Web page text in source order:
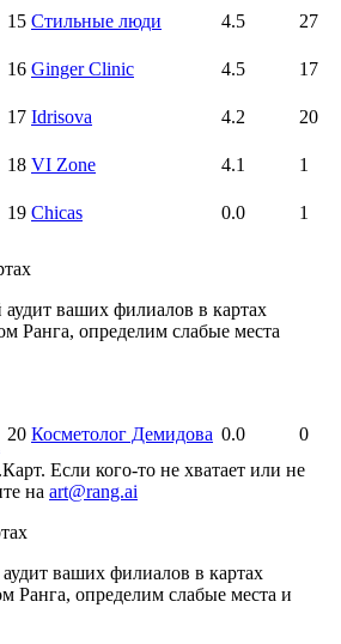
15 Стильные люди 4.5
27
16 Ginger Clinic 4.5
17
17 Idrisova 4.2
20
18 VI Zone 4.1
1
19 Chicas 0.0 1
ваших филиалов в картах
Ранга, определим слабые места
20 Косметолог Демидова 0.0
0
Если кого-то не хватает или не
на art@rang.ai
ваших филиалов в картах
Ранга, определим слабые места и